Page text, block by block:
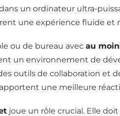
un ordinateur ultra-
une expérience fluide et
ou de bureau avec au
un environnement de
outils de collaboration et
une meilleure
joue un rôle crucial. Elle